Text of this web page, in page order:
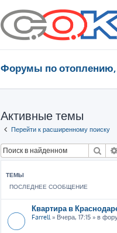
Форумы по отоплению,
Активные темы
Перейти к расширенному поиску
ТЕМЫ
ПОСЛЕДНЕЕ СООБЩЕНИЕ
Квартира в
Farrell » Вчера, 17:15 » в